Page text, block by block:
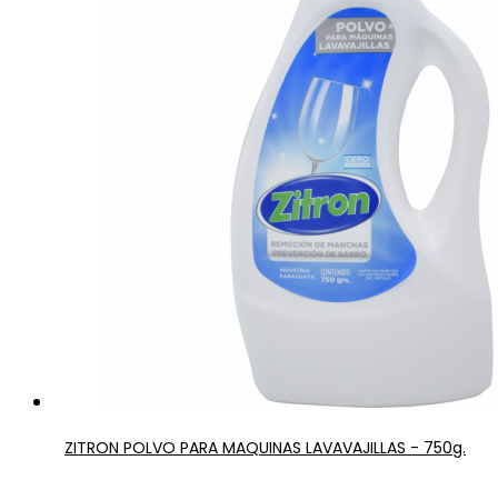
ZITRON POLVO PARA MAQUINAS LAVAVAJILLAS - 750g.